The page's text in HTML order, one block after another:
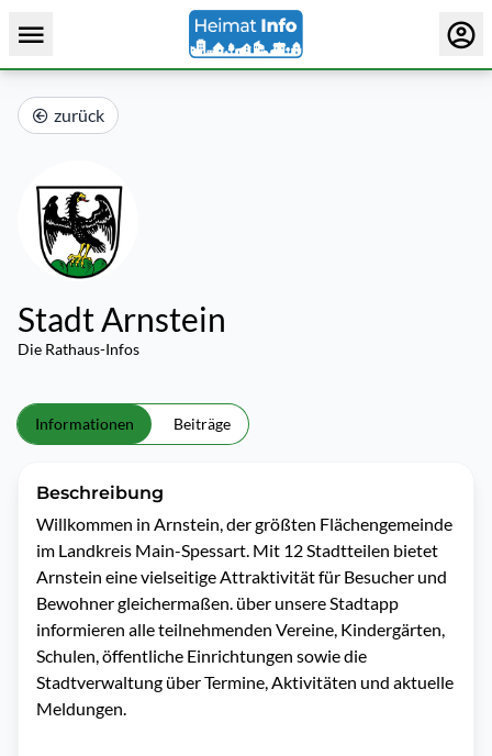
zurück
Stadt Arnstein
Die Rathaus-Infos
Informationen Beiträge
Beschreibung
Willkommen in Arnstein, der größten Flächengemeinde
im Landkreis Main-Spessart. Mit 12 Stadtteilen bietet
Arnstein eine vielseitige Attraktivität für Besucher und
Bewohner gleichermaßen. über unsere Stadtapp
informieren alle teilnehmenden Vereine, Kindergärten,
Schulen, öffentliche Einrichtungen sowie die
Stadtverwaltung über Termine, Aktivitäten und aktuelle
Meldungen.